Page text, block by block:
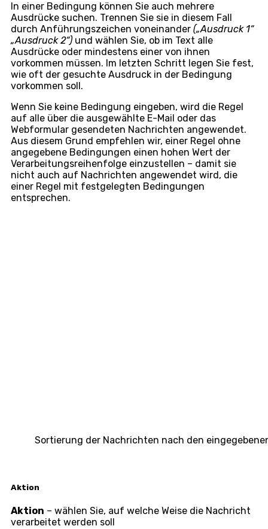
In einer Bedingung können Sie auch mehrere
Ausdrücke suchen. Trennen Sie sie in diesem Fall
durch Anführungszeichen voneinander („Ausdruck 1“
„Ausdruck 2“) und wählen Sie, ob im Text alle
Ausdrücke oder mindestens einer von ihnen
vorkommen müssen. Im letzten Schritt legen Sie fest,
wie oft der gesuchte Ausdruck in der Bedingung
vorkommen soll.
Wenn Sie keine Bedingung eingeben, wird die Regel
auf alle über die ausgewählte E-Mail oder das
Webformular gesendeten Nachrichten angewendet.
Aus diesem Grund empfehlen wir, einer Regel ohne
angegebene Bedingungen einen hohen Wert der
Verarbeitungsreihenfolge einzustellen – damit sie
nicht auch auf Nachrichten angewendet wird, die
einer Regel mit festgelegten Bedingungen
entsprechen.
Sortierung der Nachrichten nach den
Aktion
Aktion – wählen Sie, auf welche Weise die Nachricht
verarbeitet werden soll